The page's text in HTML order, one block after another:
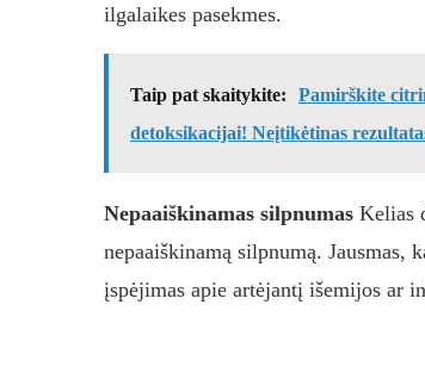
ilgalaikes pasekmes.
Taip pat skaitykite:
Pamirškite
detoksikacijai! Neįtikėtinas
Nepaaiškinamas silpnumas Kelias
nepaaiškinamą silpnumą.
įspėjimas apie artėjantį išemijos ar